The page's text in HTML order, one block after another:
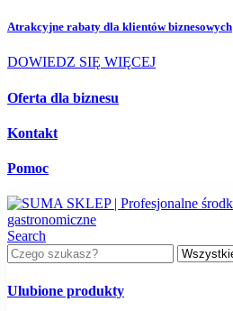
Atrakcyjne rabaty dla klientów biznesowych
DOWIEDZ SIĘ WIĘCEJ
Oferta dla biznesu
Kontakt
Pomoc
Search
Ulubione produkty